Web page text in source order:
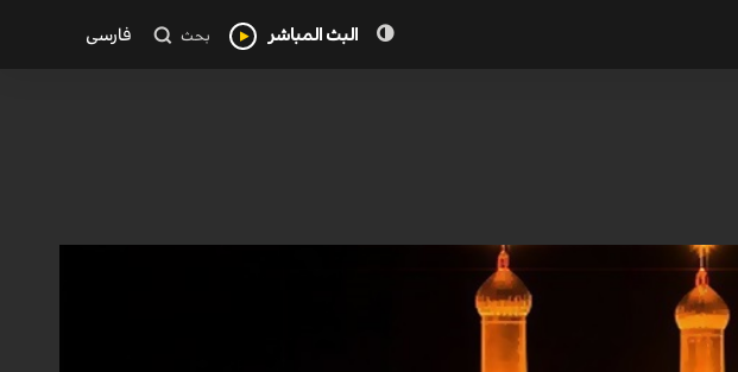
البث المباشر بحث فارسی